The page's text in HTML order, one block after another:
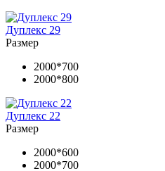
Дуплекс 29
Размер
2000*700
2000*800
Дуплекс 22
Размер
2000*600
2000*700